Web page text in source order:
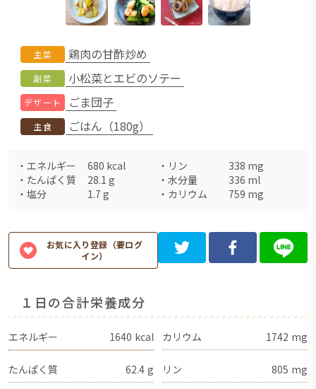
主菜 鶏肉の甘酢炒め
副菜 小松菜とエビのソテー
デザート ごま団子
主食 ごはん（180g）
・ エネルギー 680 kcal ・ リン 338 mg
・ たんぱく質 28.1 g ・ 水分量 336 ml
・ 塩分 1.7 g ・ カリウム 759 mg
お気に入り登録（要ログ
イン）
１日の合計栄養成分
エネルギー 1640 kcal カリウム 1742 mg
たんぱく質 62.4 g リン 805 mg